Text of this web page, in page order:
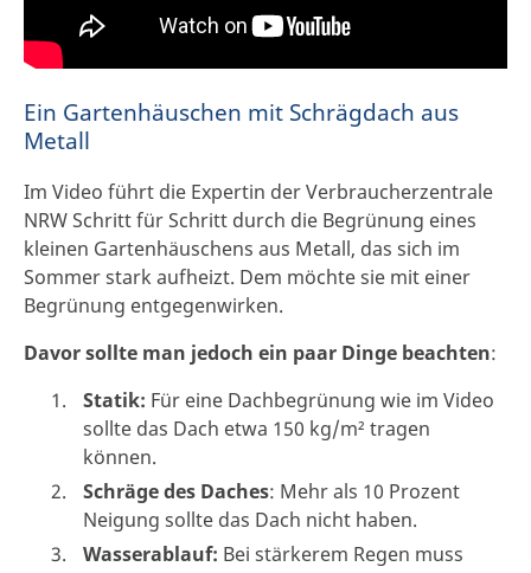
Ein Gartenhäuschen mit Schrägdach aus
Metall
Im Video führt die Expertin der Verbraucherzentrale
NRW Schritt für Schritt durch die Begrünung eines
kleinen Gartenhäuschens aus Metall, das sich im
Sommer stark aufheizt. Dem möchte sie mit einer
Begrünung entgegenwirken.
Davor sollte man jedoch ein paar Dinge beachten:
Statik: Für eine Dachbegrünung wie im Video
sollte das Dach etwa 150 kg/m² tragen
können.
Schräge des Daches: Mehr als 10 Prozent
Neigung sollte das Dach nicht haben.
Wasserablauf: Bei stärkerem Regen muss